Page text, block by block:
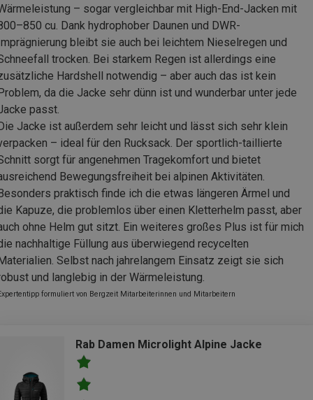
– sogar vergleichbar mit High-End-Jacken mit
cu. Dank hydrophober Daunen und DWR-
bleibt sie auch bei leichtem Nieselregen und
trocken. Bei starkem Regen ist allerdings eine
Hardshell notwendig – aber auch das ist kein
da die Jacke sehr dünn ist und wunderbar unter jede
passt.
Jacke ist außerdem sehr leicht und lässt sich sehr klein
– ideal für den Rucksack. Der sportlich-taillierte
sorgt für angenehmen Tragekomfort und bietet
Bewegungsfreiheit bei alpinen Aktivitäten.
praktisch finde ich die etwas längeren Ärmel und
Kapuze, die problemlos über einen Kletterhelm passt, aber
ohne Helm gut sitzt. Ein weiteres großes Plus ist für mich
nachhaltige Füllung aus überwiegend recycelten
Selbst nach jahrelangem Einsatz zeigt sie sich
und langlebig in der Wärmeleistung.
formuliert von Bergzeit Mitarbeiterinnen und Mitarbeitern
Rab Damen Microlight Alpine Jacke